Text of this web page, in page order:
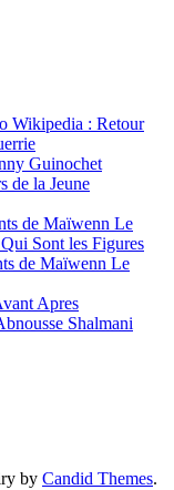
Wikipedia : Retour
Guinochet
de la Jeune
de Maïwenn Le
Sont les Figures
de Maïwenn Le
Apres
Shalmani
by Candid Themes.